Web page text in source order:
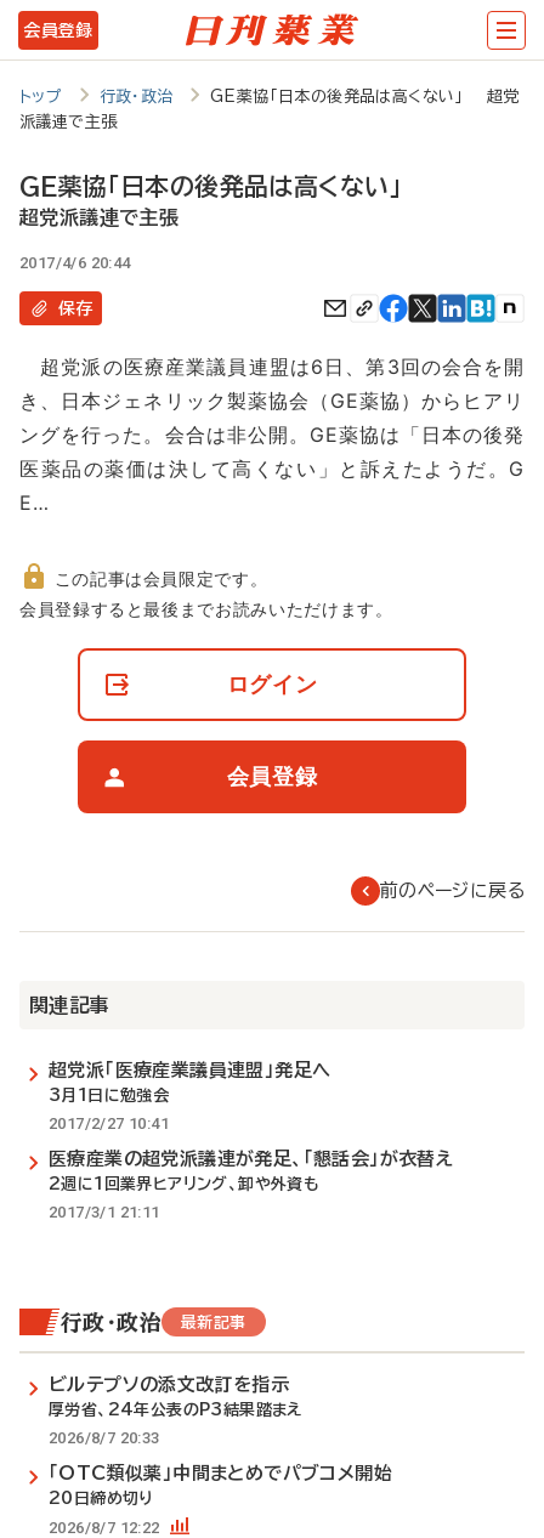
メ
イ
テ
ツ
に
動
会員登録
トップ 行政・政治
GE薬協「日本の後発品は高くない」 超党
派議連で主張
GE薬協「日本の後発品は高くない」
超党派議連で主張
2017/4/6 20:44
保存
超党派の医療産業議員連盟は6日、第3回の会合を開
き、日本ジェネリック製薬協会（GE薬協）からヒアリ
ングを行った。会合は非公開。GE薬協は「日本の後発
医薬品の薬価は決して高くない」と訴えたようだ。G
E…
非
この記事は会員限定です。
会員登録すると最後までお読みいただけます。
ログイン
会員登録
前のページに戻る
関連記事
超党派「医療産業議員連盟」発足へ
3月1日に勉強会
2017/2/27 10:41
医療産業の超党派議連が発足、「懇話会」が衣替え
2週に1回業界ヒアリング、卸や外資も
2017/3/1 21:11
行政・政治 最新記事
ビルテプソの添文改訂を指示
厚労省、24年公表のP3結果踏まえ
2026/8/7 20:33
「OTC類似薬」中間まとめでパブコメ開始
20日締め切り
2026/8/7 12:22